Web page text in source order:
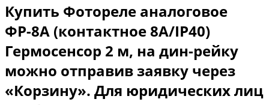
Купить Фотореле аналоговое
ФР-8А (контактное 8А/IP40)
Гермосенсор 2 м, на дин-рейку
можно отправив заявку через
«Корзину». Для юридических лиц